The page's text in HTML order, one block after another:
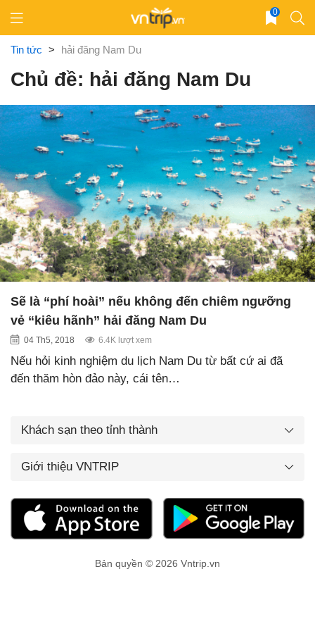
content
0
Tin tức > hải đăng Nam Du
Chủ đề: hải đăng Nam Du
Sẽ là “phí hoài” nếu không đến chiêm ngưỡng
vẻ “kiêu hãnh” hải đăng Nam Du
04 Th5, 2018 6.4K lượt xem
Nếu hỏi kinh nghiệm du lịch Nam Du từ bất cứ ai đã
đến thăm hòn đảo này, cái tên…
Khách sạn theo tỉnh thành
Giới thiệu VNTRIP
Bản quyền © 2026 Vntrip.vn